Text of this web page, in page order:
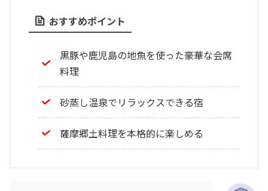
おすすめポイント
黒豚や鹿児島の地魚を使った豪華な会席
料理
砂蒸し温泉でリラックスできる宿
薩摩郷土料理を本格的に楽しめる